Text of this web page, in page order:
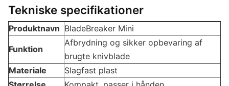
Tekniske specifikationer
Produktnavn BladeBreaker Mini
Funktion
Afbrydning og sikker opbevaring af
brugte knivblade
Materiale
Slagfast plast